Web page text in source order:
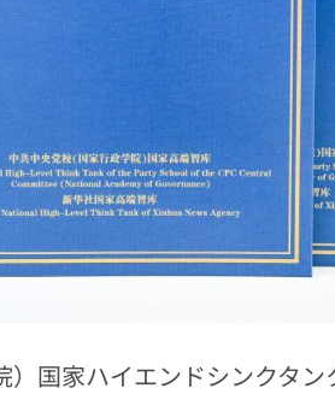
国家ハイエンドシンクタ